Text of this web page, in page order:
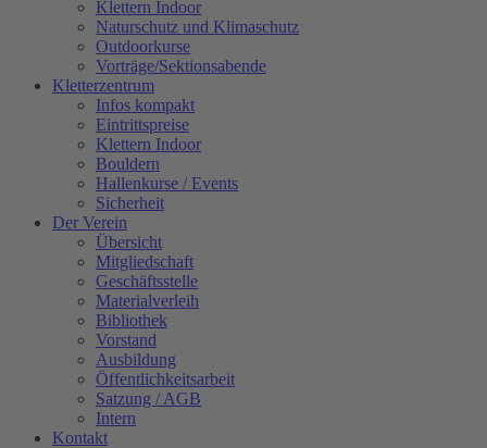
Klettern Indoor
Naturschutz und Klimaschutz
Outdoorkurse
Vorträge/Sektionsabende
Kletterzentrum
Infos kompakt
Eintrittspreise
Klettern Indoor
Bouldern
Hallenkurse / Events
Sicherheit
Der Verein
Übersicht
Mitgliedschaft
Geschäftsstelle
Materialverleih
Bibliothek
Vorstand
Ausbildung
Öffentlichkeitsarbeit
Satzung / AGB
Intern
Kontakt